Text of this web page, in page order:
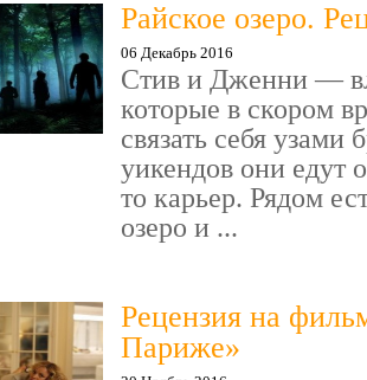
Райское озеро.
06 Декабрь 2016
Стив и Дженни —
которые в скором
связать себя узами
уикендов они едут
то карьер. Рядом
озеро и ...
Рецензия на
Париже»